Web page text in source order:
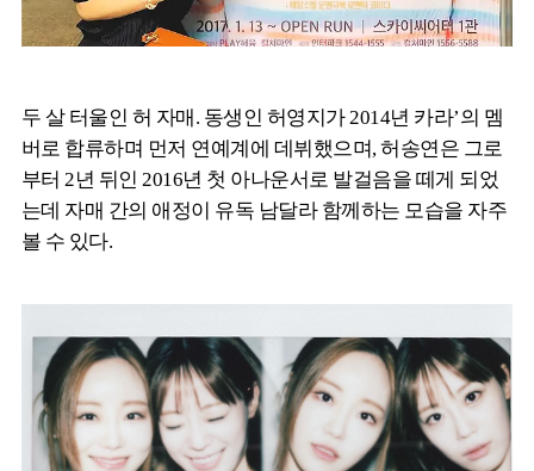
두 살 터울인 허 자매. 동생인 허영지가 2014년 카라’의 멤
버로 합류하며 먼저 연예계에 데뷔했으며, 허송연은 그로
부터 2년 뒤인 2016년 첫 아나운서로 발걸음을 떼게 되었
는데 자매 간의 애정이 유독 남달라 함께하는 모습을 자주
볼 수 있다.